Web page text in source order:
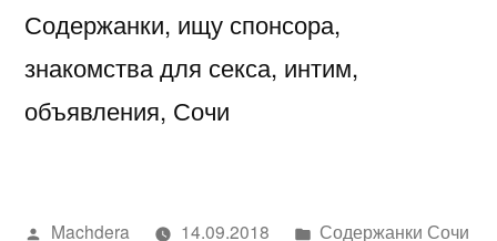
Содержанки, ищу спонсора,
знакомства для секса, интим,
объявления, Сочи
Написано
Machdera 14.09.2018
Написано
Содержанки Сочи